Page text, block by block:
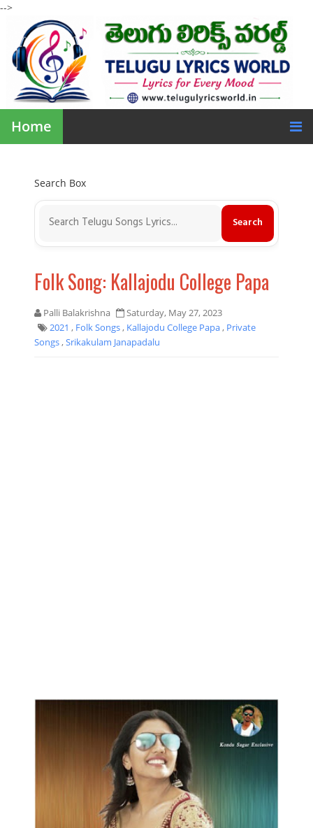
-->
Home
Search Box
Folk Song: Kallajodu College Papa
Palli Balakrishna
Saturday, May 27, 2023
2021 , Folk Songs, Kallajodu College Papa, Private
Songs,Srikakulam Janapadalu